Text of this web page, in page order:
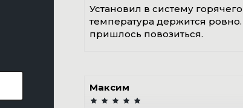
Установил в систему
температура держится
пришлось повозиться.
Максим